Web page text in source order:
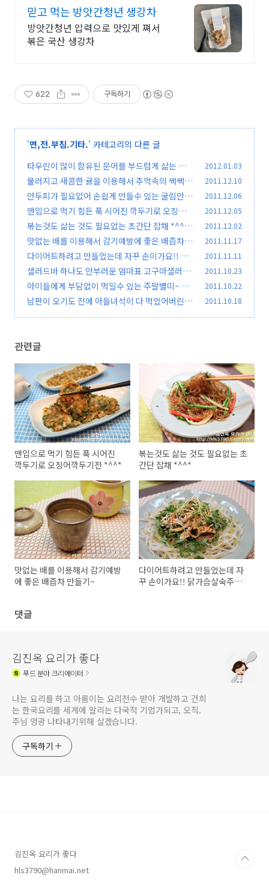
믿고 먹는 방앗간청년 생강차
방앗간청년 압력으로 맛있게 쪄서
볶은 국산 생강차
622 구독하기
'면,전.부침.기타.' 카테고리의 다른 글
타우린이 많이 함유된 문어를 부드럽게 삶는 법 *
^^* (57)
2012.01.03
물러지고 새콤한 귤을 이용해서 추억속의 쌕쌕이
주스 만들기
(43)
2011.12.10
만두피가 필요없어 손쉽게 만들수 있는 굴림만두
*^^* (87)
2011.12.06
맨입으로 먹기 힘든 푹 시어진 깍두기로 오징어깍
두기전 *^^* (32)
2011.12.05
볶는것도 삶는 것도 필요없는 초간단 잡채 *^^*
(67)
2011.12.02
맛없는 배를 이용해서 감기예방에 좋은 배즙차 만
들기~
(31)
2011.11.17
다이어트하려고 만들었는데 자꾸 손이가요!! 닭
가슴살숙주냉채 *^^*
(49)
2011.11.11
샐러드바 하나도 안부러운 엄마표 고구마샐러드
*^^* (30)
2011.10.23
아이들에게 부담없이 먹일수 있는 주말별미~ 쌀
수제비 *^^* (36)
2011.10.22
남편이 오기도 전에 아들녀석이 다 먹었어버린 더
2011.10.18
관련글
맨입으로 먹기 힘든 푹 시어진
깍두기로 오징어깍두기전 *^^*
볶는것도 삶는 것도 필요없는 초
간단 잡채 *^^*
맛없는 배를 이용해서 감기예방
에 좋은 배즙차 만들기~
다이어트하려고 만들었는데 자
꾸 손이가요!! 닭가슴살숙주냉
댓글
김진옥 요리가 좋다
푸드분야 크리에이터
나는 요리를 하고 아름이는 요리전수 받아 개발하고 건희
는 한국요리를 세계에 알리는 다국적 기업가되고, 오직.
주님 영광 나타내기위해 살겠습니다.
구독하기
김진옥 요리가 좋다
hls3790@hanmai.net